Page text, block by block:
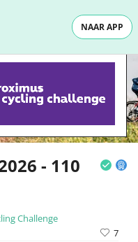
NAAR APP
- 110
Challenge
7